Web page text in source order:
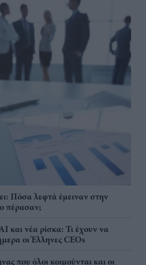
Πόσα λεφτά έμειναν στην
πέρασαν;
και νέα ρίσκα: Τι έχουν να
οι Έλληνες CEOs
που όλοι κοιμούνται και οι